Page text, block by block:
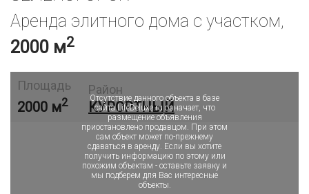
Аренда элитного дома с участком,
2000 м2
Отсутствие данного объекта в базе
сайта LifeDeluxe.ru означает, что
размещение объявления
приостановлено продавцом. При этом
сам объект может по-прежнему
сдаваться в аренду. Если вы хотите
получить информацию по этому или
похожим объектам - оставьте заявку и
мы подберем для Вас интересные
объекты.
Площадь
2000 м2
Район
КУРОРТНЫЙ